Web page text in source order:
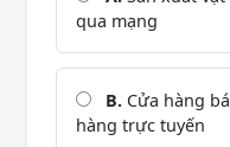
qua mạng
B. Cửa hàng
hàng trực tuyến